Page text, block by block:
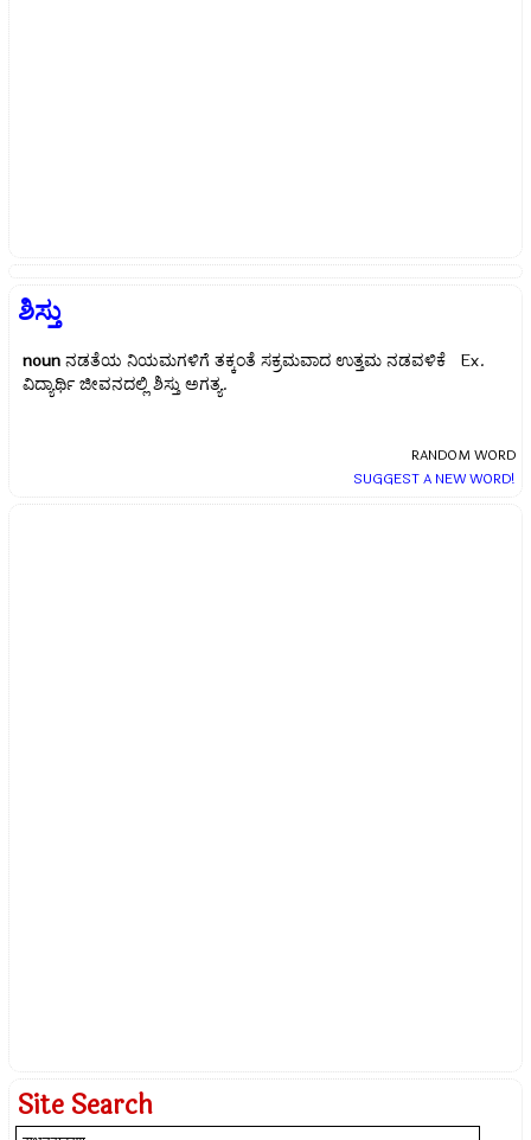
ಶಿಸ್ತು
noun ನಡತೆಯ ನಿಯಮಗಳಿಗೆ ತಕ್ಕಂತೆ ಸಕ್ರಮವಾದ ಉತ್ತಮ ನಡವಳಿಕೆ Ex.
ವಿದ್ಯಾರ್ಥಿ ಜೀವನದಲ್ಲಿ ಶಿಸ್ತು ಅಗತ್ಯ.
RANDOM WORD
SUGGEST A NEW WORD!
Site Search